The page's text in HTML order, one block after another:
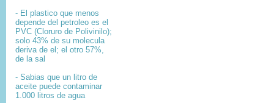
- El plastico que menos
depende del petroleo es el
PVC (Cloruro de Polivinilo);
solo 43% de su molecula
deriva de el; el otro 57%,
de la sal
- Sabias que un litro de
aceite puede contaminar
1.000 litros de agua